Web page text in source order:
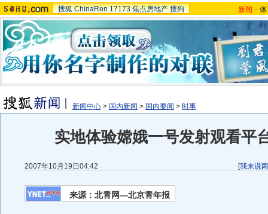
搜狐 ChinaRen 17173 焦点房地产 搜狗 新闻 -
新闻中心 > 国内新闻 > 国内要闻 > 时事
实地体验嫦娥一号发射观看平
2007年10月19日04:42 [我来说
来源：北青网—北京青年报